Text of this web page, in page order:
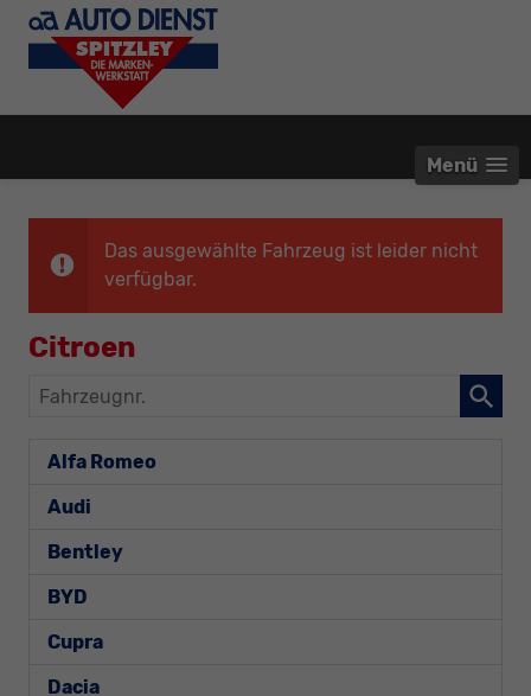
Menü
Das ausgewählte Fahrzeug ist leider nicht
verfügbar.
Citroen
Fahrzeugnr.
Alfa Romeo
Audi
Bentley
BYD
Cupra
Dacia